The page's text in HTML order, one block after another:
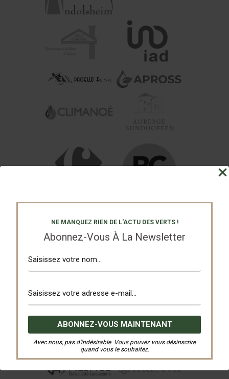
NE MANQUEZ RIEN DE L'ACTU DES VERTS !
Abonnez-Vous À La Newsletter
Avec nous, pas d’indésirable. Vous pouvez vous désinscrire
quand vous le souhaitez.